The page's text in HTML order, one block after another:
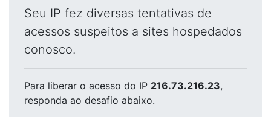
Seu IP fez diversas tentativas de
acessos suspeitos a sites hospedados
conosco.
Para liberar o acesso do IP 216.73.216.23,
responda ao desafio abaixo.